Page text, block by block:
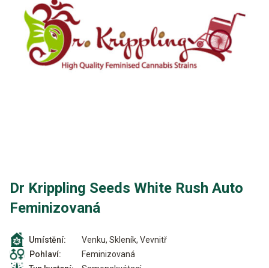
Dr Krippling Seeds White Rush Auto
Feminizovaná
Umístění:
Venku, Skleník, Vevnitř
Pohlaví:
Feminizovaná